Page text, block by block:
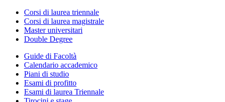
Corsi di laurea triennale
Corsi di laurea magistrale
Master universitari
Double Degree
Guide di Facoltà
Calendario accademico
Piani di studio
Esami di profitto
Esami di laurea Triennale